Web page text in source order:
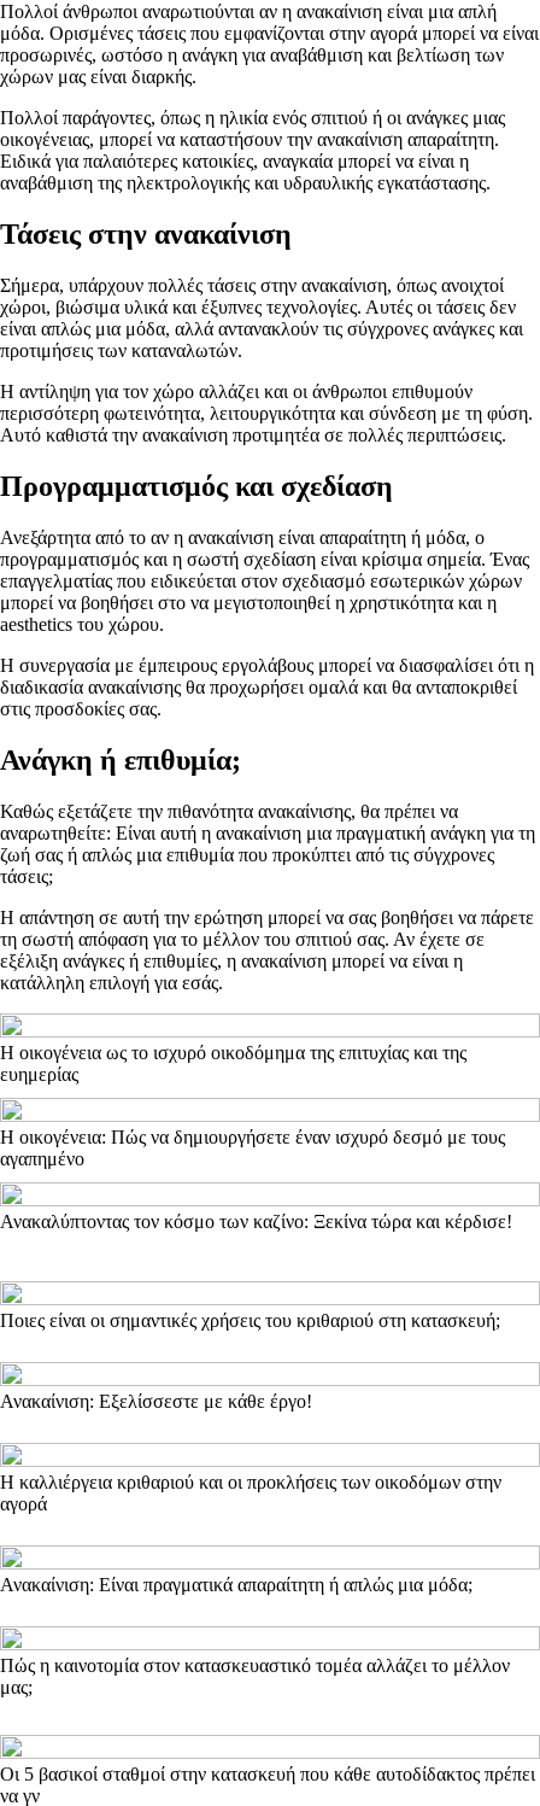
Πολλοί άνθρωποι αναρωτιούνται αν η ανακαίνιση είναι μια απλή
μόδα. Ορισμένες τάσεις που εμφανίζονται στην αγορά μπορεί να είναι
προσωρινές, ωστόσο η ανάγκη για αναβάθμιση και βελτίωση των
χώρων μας είναι διαρκής.
Πολλοί παράγοντες, όπως η ηλικία ενός σπιτιού ή οι ανάγκες μιας
οικογένειας, μπορεί να καταστήσουν την ανακαίνιση απαραίτητη.
Ειδικά για παλαιότερες κατοικίες, αναγκαία μπορεί να είναι η
αναβάθμιση της ηλεκτρολογικής και υδραυλικής εγκατάστασης.
Τάσεις στην ανακαίνιση
Σήμερα, υπάρχουν πολλές τάσεις στην ανακαίνιση, όπως ανοιχτοί
χώροι, βιώσιμα υλικά και έξυπνες τεχνολογίες. Αυτές οι τάσεις δεν
είναι απλώς μια μόδα, αλλά αντανακλούν τις σύγχρονες ανάγκες και
προτιμήσεις των καταναλωτών.
Η αντίληψη για τον χώρο αλλάζει και οι άνθρωποι επιθυμούν
περισσότερη φωτεινότητα, λειτουργικότητα και σύνδεση με τη φύση.
Αυτό καθιστά την ανακαίνιση προτιμητέα σε πολλές περιπτώσεις.
Προγραμματισμός και σχεδίαση
Ανεξάρτητα από το αν η ανακαίνιση είναι απαραίτητη ή μόδα, ο
προγραμματισμός και η σωστή σχεδίαση είναι κρίσιμα σημεία. Ένας
επαγγελματίας που ειδικεύεται στον σχεδιασμό εσωτερικών χώρων
μπορεί να βοηθήσει στο να μεγιστοποιηθεί η χρηστικότητα και η
aesthetics του χώρου.
Η συνεργασία με έμπειρους εργολάβους μπορεί να διασφαλίσει ότι η
διαδικασία ανακαίνισης θα προχωρήσει ομαλά και θα ανταποκριθεί
στις προσδοκίες σας.
Ανάγκη ή επιθυμία;
Καθώς εξετάζετε την πιθανότητα ανακαίνισης, θα πρέπει να
αναρωτηθείτε: Είναι αυτή η ανακαίνιση μια πραγματική ανάγκη για τη
ζωή σας ή απλώς μια επιθυμία που προκύπτει από τις σύγχρονες
τάσεις;
Η απάντηση σε αυτή την ερώτηση μπορεί να σας βοηθήσει να πάρετε
τη σωστή απόφαση για το μέλλον του σπιτιού σας. Αν έχετε σε
εξέλιξη ανάγκες ή επιθυμίες, η ανακαίνιση μπορεί να είναι η
κατάλληλη επιλογή για εσάς.
Η οικογένεια ως το ισχυρό οικοδόμημα της επιτυχίας και της
ευημερίας
Η οικογένεια: Πώς να δημιουργήσετε έναν ισχυρό δεσμό με τους
αγαπημένο
Ανακαλύπτοντας τον κόσμο των καζίνο: Ξεκίνα τώρα και κέρδισε!
Ποιες είναι οι σημαντικές χρήσεις του κριθαριού στη κατασκευή;
Ανακαίνιση: Εξελίσσεστε με κάθε έργο!
Η καλλιέργεια κριθαριού και οι προκλήσεις των οικοδόμων στην
αγορά
Ανακαίνιση: Είναι πραγματικά απαραίτητη ή απλώς μια μόδα;
Πώς η καινοτομία στον κατασκευαστικό τομέα αλλάζει το μέλλον
μας;
Οι 5 βασικοί σταθμοί στην κατασκευή που κάθε αυτοδίδακτος πρέπει
να γν